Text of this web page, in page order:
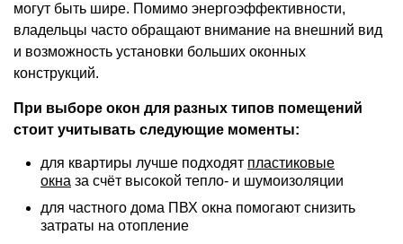
могут быть шире. Помимо энергоэффективности,
владельцы часто обращают внимание на внешний вид
и возможность установки больших оконных
конструкций.
При выборе окон для разных типов помещений
стоит учитывать следующие моменты:
для квартиры лучше подходят пластиковые
окна за счёт высокой тепло- и шумоизоляции
для частного дома ПВХ окна помогают снизить
затраты на отопление